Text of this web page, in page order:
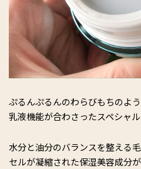
ぷるんぷるんのわらびもちのよ
乳液機能が合わさったスペシャル
水分と油分のバランスを整える
セルが凝縮された保湿美容成分